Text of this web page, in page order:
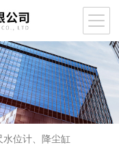
水位计、降尘缸